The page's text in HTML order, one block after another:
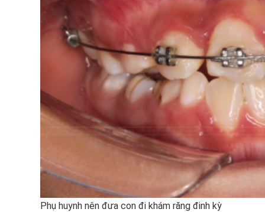
Phụ huynh nên đưa con đi khám răng đinh kỳ